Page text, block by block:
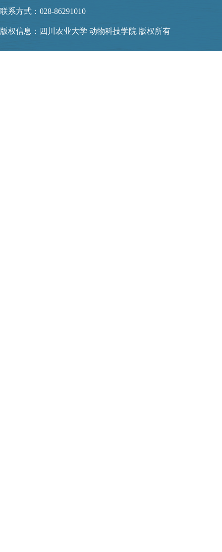
联系方式：028-86291010
版权信息：四川农业大学 动物科技学院 版权所有